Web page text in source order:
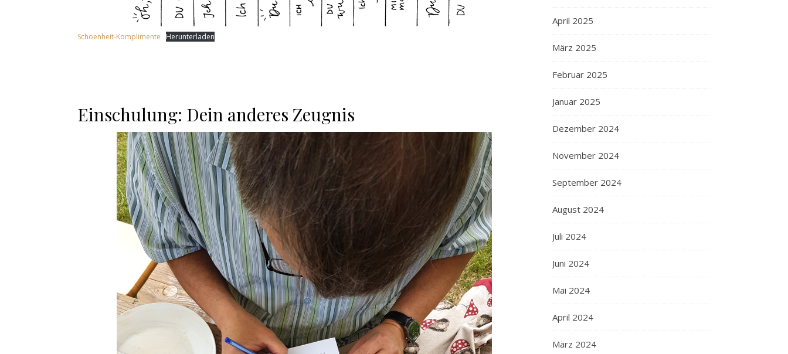
Schoenheit-Komplimente Herunterladen
Einschulung: Dein anderes Zeugnis
April 2025
März 2025
Februar 2025
Januar 2025
Dezember 2024
November 2024
September 2024
August 2024
Juli 2024
Juni 2024
Mai 2024
April 2024
März 2024